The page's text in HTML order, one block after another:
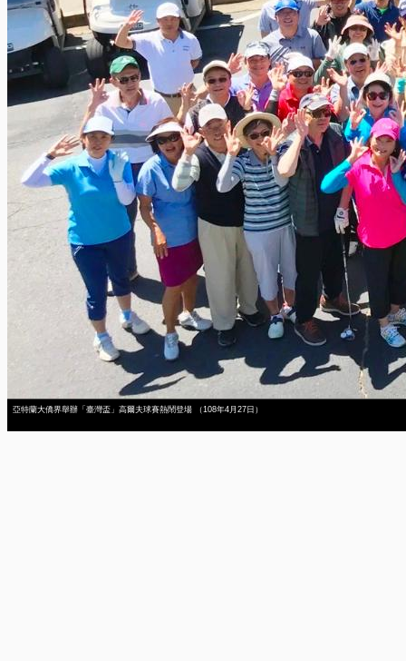
亞特蘭大僑界舉辦「臺灣盃」高爾夫球賽熱鬧登場 （108年4月27日）